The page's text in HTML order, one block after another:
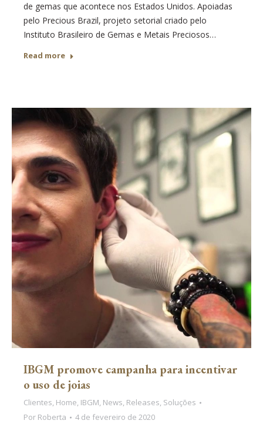
de gemas que acontece nos Estados Unidos. Apoiadas
pelo Precious Brazil, projeto setorial criado pelo
Instituto Brasileiro de Gemas e Metais Preciosos…
Read more
IBGM promove campanha para incentivar
o uso de joias
Clientes, Home, IBGM, News, Releases, Soluções
Por Roberta 4 de fevereiro de 2020